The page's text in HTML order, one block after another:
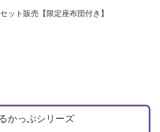
セット販売【限定座布団付き】
かっぷシリーズ